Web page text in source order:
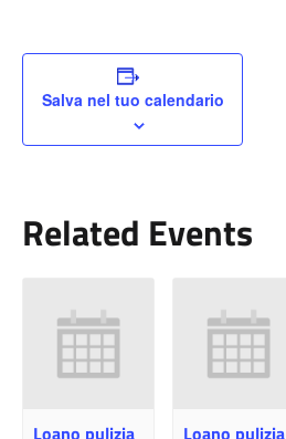
Salva nel tuo calendario
Related Events
Loano pulizia
Loano pulizia